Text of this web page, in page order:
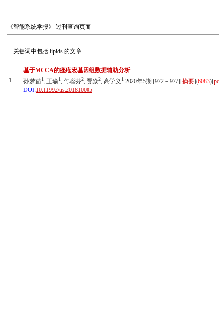
《智能系统学报》 过刊查询页面
关键词中包括 lipids 的文章
1
基于MCCA的痤疮宏基因组数据辅助分析
孙梦茹1, 王瑜1, 何聪芬2, 贾焱2, 高学义 1 2020年5期 [972－977][摘要](6083)[
DOI:10.11992/tis.201810005